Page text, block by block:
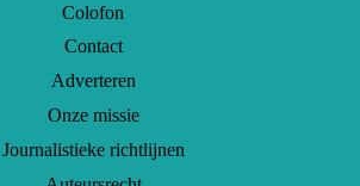
Colofon
Contact
Adverteren
Onze missie
Journalistieke richtlijnen